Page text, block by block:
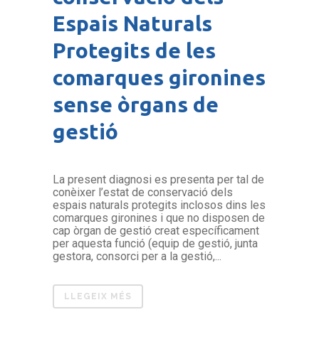
Espais Naturals
Protegits de les
comarques gironines
sense òrgans de
gestió
La present diagnosi es presenta per tal de
conèixer l’estat de conservació dels
espais naturals protegits inclosos dins les
comarques gironines i que no disposen de
cap òrgan de gestió creat específicament
per aquesta funció (equip de gestió, junta
gestora, consorci per a la gestió,...
LLEGEIX MÉS